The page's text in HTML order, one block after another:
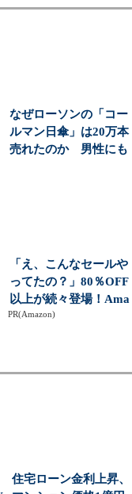
なぜローソンの「コー
ルマン日傘」は20万本
売れたのか 男性にも
「え、こんなセールや
ってたの？」80％OFF
以上が続々登場！Ama
zonの本気が...
PR(Amazon)
住宅ローン金利上昇、